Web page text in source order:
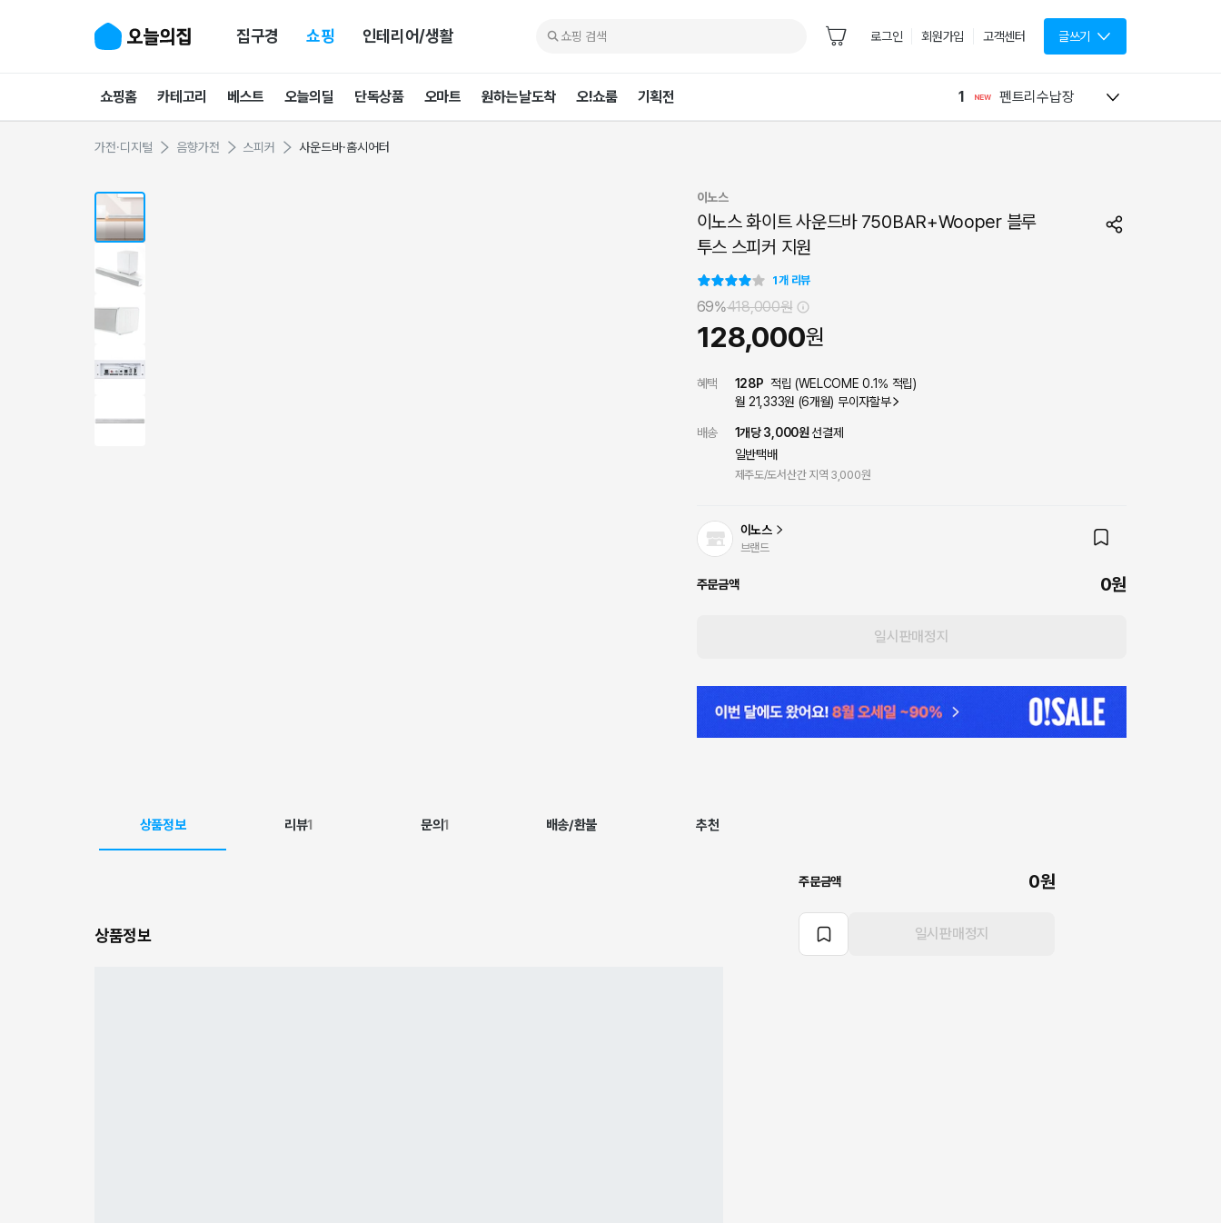
집구경 쇼핑 인테리어/생활 로그인 회원가입 고객센터 글쓰기
쇼핑홈 카테고리 베스트 오늘의딜 단독상품 오마트 원하는날도착 오!쇼룸 기획전 1 펜트리수납장
가전·디지털 음향가전 스피커 사운드바·홈시어터
이노스
이노스 화이트 사운드바 750BAR+Wooper 블루
투스 스피커 지원
1개 리뷰
69%418,000원
128,000원
혜택 128P 적립 (WELCOME0.1% 적립)
월 21,333원 (6개월) 무이자할부
배송 1개당3,000원선결제
일반택배
제주도/도서산간 지역 3,000원
이노스
브랜드
주문금액 0원
일시판매정지
상품정보 리뷰1 문의1 배송/환불 추천
상품정보
주문금액 0원
일시판매정지